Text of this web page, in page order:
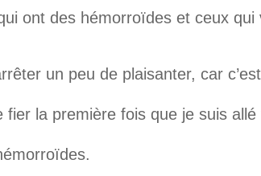
ont des hémorroïdes et ceux qui
un peu de plaisanter, car
fier la première fois que je suis